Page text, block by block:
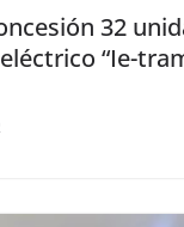
32
“Ie-